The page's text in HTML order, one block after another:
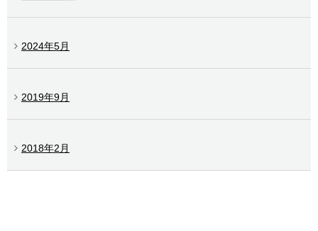
2024年5月
2019年9月
2018年2月